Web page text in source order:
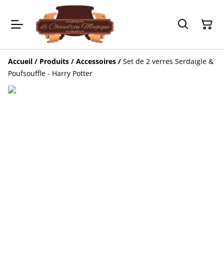
Accueil / Produits / Accessoires / Set de 2 verres Serdaigle &
Poufsouffle - Harry Potter